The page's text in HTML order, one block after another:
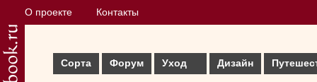
О проекте Контакты
Сорта
Форум
Уход
Дизайн